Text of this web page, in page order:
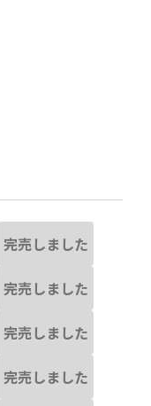
ー
完売しました
完売しました
完売しました
完売しました